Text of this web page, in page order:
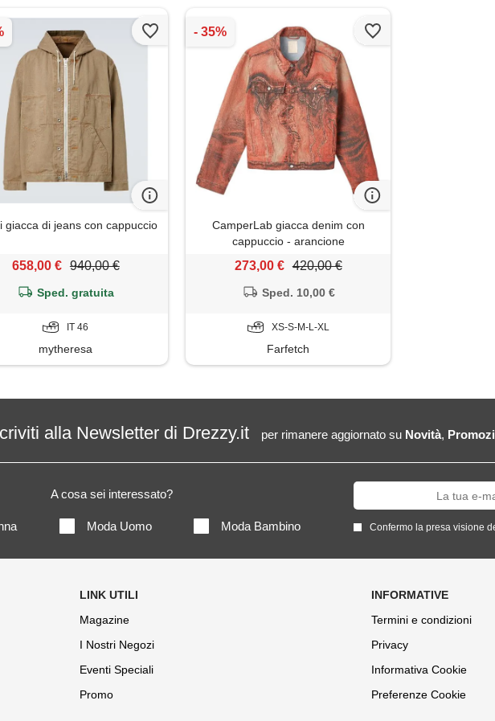
giacca di jeans con cappuccio
658,00 € 940,00 €
Sped. gratuita
IT 46
mytheresa
CamperLab giacca denim con
cappuccio - arancione
273,00 € 420,00 €
Sped. 10,00 €
XS-S-M-L-XL
Farfetch
alla Newsletter di Drezzy.it per rimanere aggiornato su Novità,
A cosa sei interessato?
Moda Uomo Moda Bambino Confermo la presa visione
Magazine
I Nostri Negozi
Eventi Speciali
Promo
Termini e condizioni
Privacy
Informativa Cookie
Preferenze Cookie